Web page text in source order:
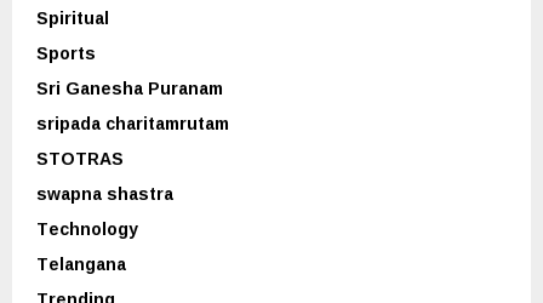
Spiritual
Sports
Sri Ganesha Puranam
sripada charitamrutam
STOTRAS
swapna shastra
Technology
Telangana